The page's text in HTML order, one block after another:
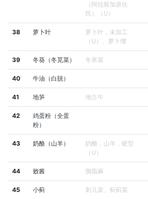
（阿拉斯加原住
民）（U）
38 萝卜叶
萝卜叶，未加工
（U）、萝卜缨
39 冬葵（冬苋菜） 冬寒菜
40 牛油（白脱）
41 地笋 地古牛
42
鸡蛋粉（全蛋
粉）
43 奶酪（山羊）
奶酪，山羊，硬型
（U）
44 败酱 胭脂麻
45 小蓟 刺儿菜、蓟蓟菜